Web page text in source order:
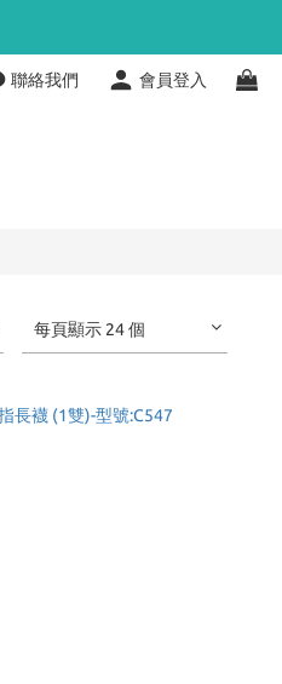
聯絡我們 會員登入
每頁顯示 24 個